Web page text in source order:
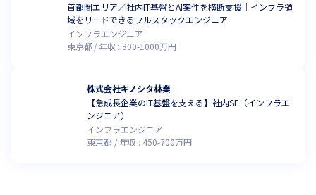
首都圏エリア／社内IT基盤とAI案件を横断支援｜インフラ領
域をリードできるフルスタックエンジニア
インフラエンジニア
東京都
年収 : 800-1000万円
株式会社キノシタ林業
【急成長企業のIT基盤を支える】社内SE（インフラエ
ンジニア）
インフラエンジニア
東京都
年収 : 450-700万円